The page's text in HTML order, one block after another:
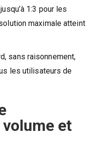
1:3 pour les
maximale atteint
sans raisonnement,
les utilisateurs de
et